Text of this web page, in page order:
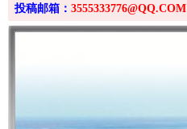
投稿邮箱： 3555333776@QQ.COM